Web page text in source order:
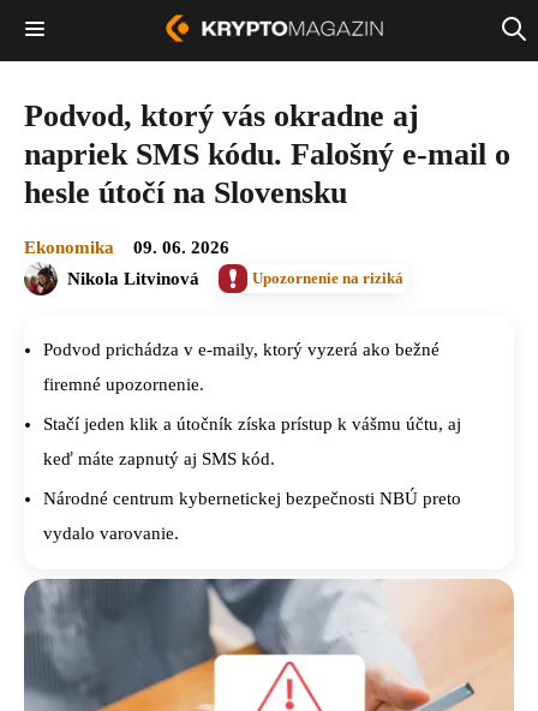
Podvod, ktorý vás okradne aj
napriek SMS kódu. Falošný e-mail o
hesle útočí na Slovensku
Ekonomika
09. 06. 2026
Nikola Litvinová
Upozornenie na riziká
Podvod prichádza v e-maily, ktorý vyzerá ako bežné
firemné upozornenie.
Stačí jeden klik a útočník získa prístup k vášmu účtu, aj
keď máte zapnutý aj SMS kód.
Národné centrum kybernetickej bezpečnosti NBÚ preto
vydalo varovanie.